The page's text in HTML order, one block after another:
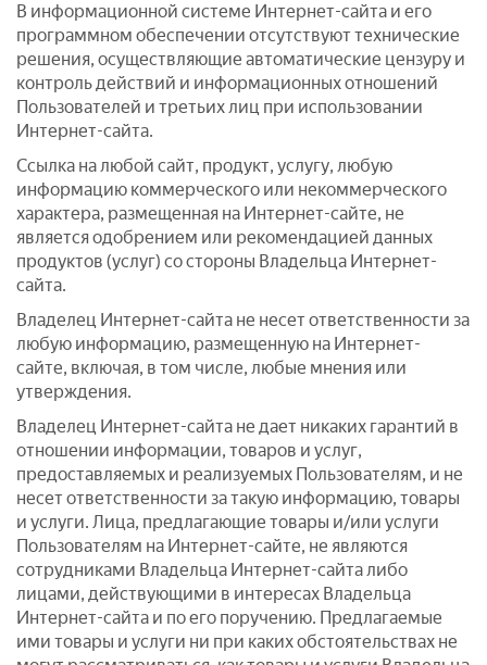
В информационной системе Интернет-сайта и его
программном обеспечении отсутствуют технические
решения, осуществляющие автоматические цензуру и
контроль действий и информационных отношений
Пользователей и третьих лиц при использовании
Интернет-сайта.
Ссылка на любой сайт, продукт, услугу, любую
информацию коммерческого или некоммерческого
характера, размещенная на Интернет-сайте, не
является одобрением или рекомендацией данных
продуктов (услуг) со стороны Владельца Интернет-
сайта.
Владелец Интернет-сайта не несет ответственности за
любую информацию, размещенную на Интернет-
сайте, включая, в том числе, любые мнения или
утверждения.
Владелец Интернет-сайта не дает никаких гарантий в
отношении информации, товаров и услуг,
предоставляемых и реализуемых Пользователям, и не
несет ответственности за такую информацию, товары
и услуги. Лица, предлагающие товары и/или услуги
Пользователям на Интернет-сайте, не являются
сотрудниками Владельца Интернет-сайта либо
лицами, действующими в интересах Владельца
Интернет-сайта и по его поручению. Предлагаемые
ими товары и услуги ни при каких обстоятельствах не